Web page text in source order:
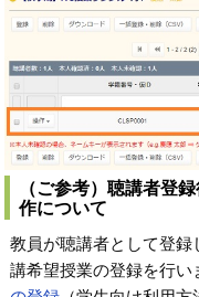
（ご参考）聴講者登
作について
教員が聴講者として登
講希望授業の登録を行